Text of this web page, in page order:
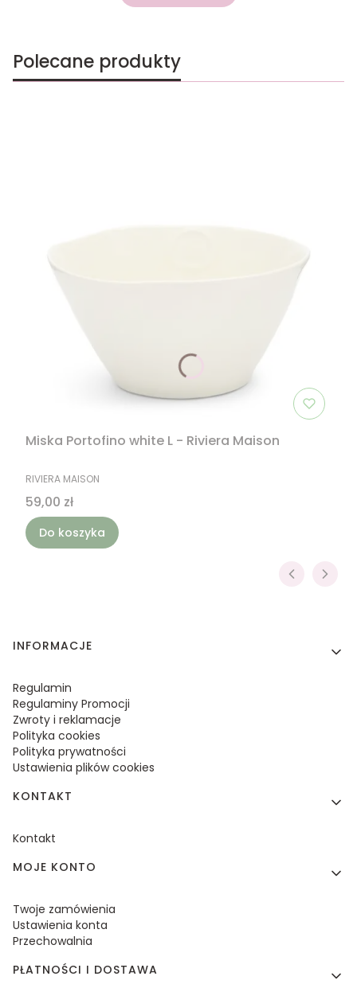
Polecane produkty
Miska Portofino white L - Riviera Maison
PRODUCENT
RIVIERA MAISON
Cena
59,00 zł
Do koszyka
Linki w stopce
INFORMACJE
Regulamin
Regulaminy Promocji
Zwroty i reklamacje
Polityka cookies
Polityka prywatności
Ustawienia plików cookies
KONTAKT
Kontakt
MOJE KONTO
Twoje zamówienia
Ustawienia konta
Przechowalnia
PŁATNOŚCI I DOSTAWA